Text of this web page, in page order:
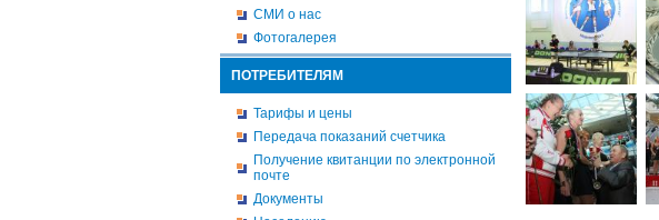
СМИ о нас
Фотогалерея
ПОТРЕБИТЕЛЯМ
Тарифы и цены
Передача показаний счетчика
Получение квитанции по электронной
почте
Документы